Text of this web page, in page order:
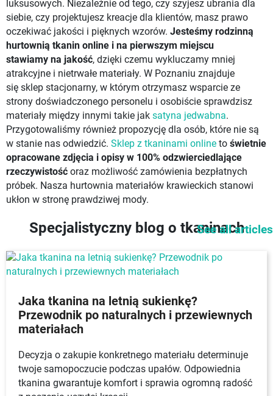
luksusowych. Niezależnie od tego, czy szyjesz ubrania dla
siebie, czy projektujesz kreacje dla klientów, masz prawo
oczekiwać jakości i pięknych wzorów. Jesteśmy rodzinną
hurtownią tkanin online i na pierwszym miejscu
stawiamy na jakość, dzięki czemu wykluczamy mniej
atrakcyjne i nietrwałe materiały. W Poznaniu znajduje
się sklep stacjonarny, w którym otrzymasz wsparcie ze
strony doświadczonego personelu i osobiście sprawdzisz
materiały między innymi takie jak satyna jedwabna.
Przygotowaliśmy również propozycję dla osób, które nie są
w stanie nas odwiedzić. Sklep z tkaninami online to świetnie
opracowane zdjęcia i opisy w 100% odzwierciedlające
rzeczywistość oraz możliwość zamówienia bezpłatnych
próbek. Nasza hurtownia materiałów krawieckich stanowi
ukłon w stronę prawdziwej mody.
Specjalistyczny blog o tkaninach
See all articles
Jaka tkanina na letnią sukienkę?
Przewodnik po naturalnych i przewiewnych
materiałach
Decyzja o zakupie konkretnego materiału determinuje
twoje samopoczucie podczas upałów. Odpowiednia
tkanina gwarantuje komfort i sprawia ogromną radość